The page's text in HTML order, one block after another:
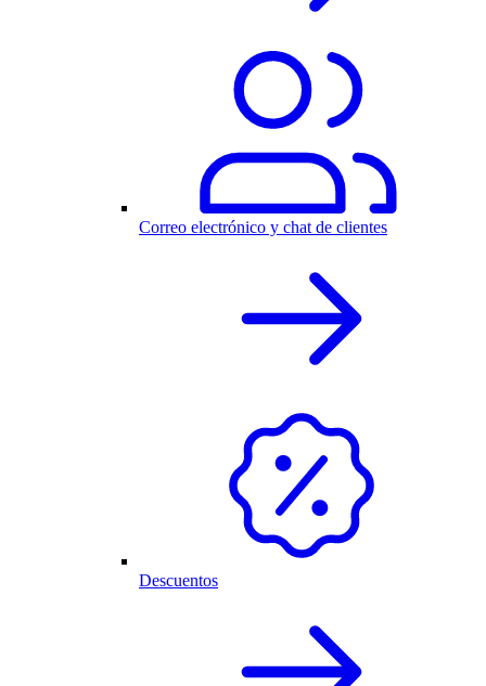
Correo electrónico y chat de clientes
Descuentos